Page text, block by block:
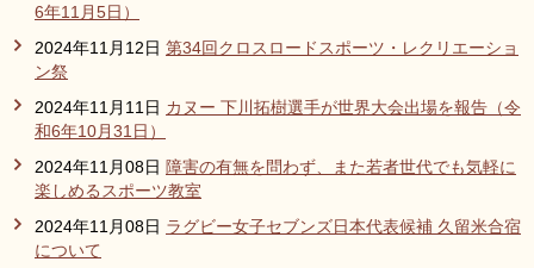
6年11月5日）
2024年11月12日 第34回クロスロードスポーツ・レクリエーショ
ン祭
2024年11月11日 カヌー 下川拓樹選手が世界大会出場を報告（令
和6年10月31日）
2024年11月08日 障害の有無を問わず、また若者世代でも気軽に
楽しめるスポーツ教室
2024年11月08日 ラグビー女子セブンズ日本代表候補 久留米合宿
について